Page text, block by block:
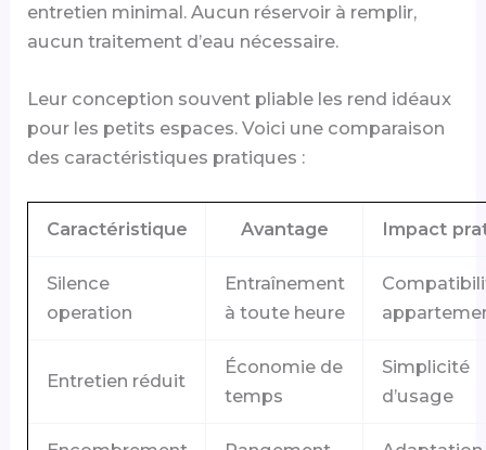
entretien minimal. Aucun réservoir à remplir,
aucun traitement d’eau nécessaire.
Leur conception souvent pliable les rend idéaux
pour les petits espaces. Voici une comparaison
des caractéristiques pratiques :
Caractéristique Avantage Impact
Silence
operation
Entraînement
à toute heure
Entretien réduit
Économie de
temps
Simplicité
d’usage